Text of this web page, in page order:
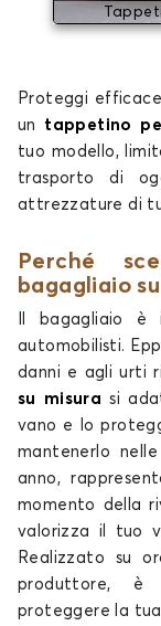
Proteggi
un tappetino
tuo modello,
trasporto di
attrezzature di
Perché
bagagliaio
Il bagagliaio è
automobilisti.
danni e agli urti
su misura si
vano e lo
mantenerlo
anno,
momento della
valorizza il tuo
Realizzato su
produttore, è
proteggere la